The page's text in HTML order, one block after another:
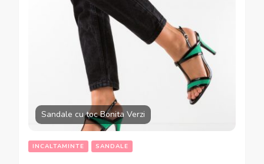
Sandale cu toc Bonita Verzi
INCALTAMINTE SANDALE